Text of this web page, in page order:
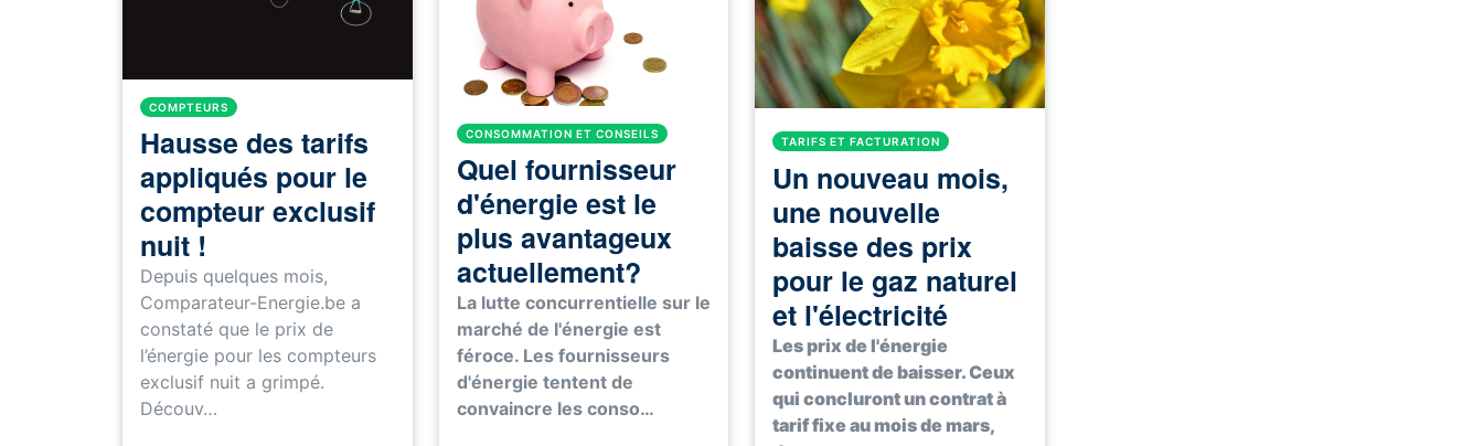
COMPTEURS
Hausse des tarifs
appliqués pour le
compteur exclusif
nuit !
Depuis quelques mois,
Comparateur-Energie.be a
constaté que le prix de
l’énergie pour les compteurs
exclusif nuit a grimpé.
Découv…
CONSOMMATION ET CONSEILS
Quel fournisseur
d'énergie est le
plus avantageux
actuellement?
La lutte concurrentielle sur le
marché de l'énergie est
féroce. Les fournisseurs
d'énergie tentent de
convaincre les conso…
TARIFS ET FACTURATION
Un nouveau mois,
une nouvelle
baisse des prix
pour le gaz naturel
et l'électricité
Les prix de l'énergie
continuent de baisser. Ceux
qui concluront un contrat à
tarif fixe au mois de mars,